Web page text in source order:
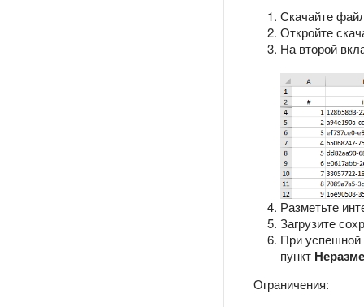
Скачайте
Откройте
На второй
Разметьте
Загрузите
При успешной
пункт
Ограничения: